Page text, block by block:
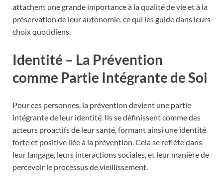
attachent une grande importance à la qualité de vie et à la
préservation de leur autonomie, ce qui les guide dans leurs
choix quotidiens.
Identité – La Prévention
comme Partie Intégrante de Soi
Pour ces personnes, la prévention devient une partie
intégrante de leur identité. Ils se définissent comme des
acteurs proactifs de leur santé, formant ainsi une identité
forte et positive liée à la prévention. Cela se reflète dans
leur langage, leurs interactions sociales, et leur manière de
percevoir le processus de vieillissement.